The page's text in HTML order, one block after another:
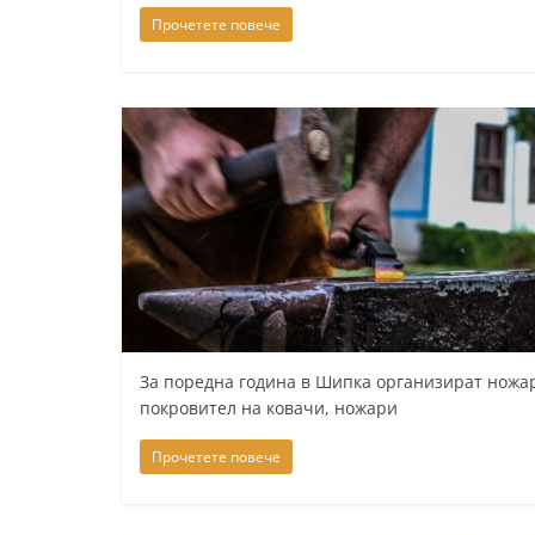
а
З
а
г
о
Прочетете повече
За поредна година в Шипка организират
покровител на ковачи, ножари
Прочетете повече